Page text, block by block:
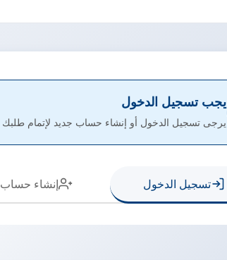
يجب تسجيل الدخول
يرجى تسجيل الدخول أو إنشاء حساب جديد لإتمام طلبك
تسجيل الدخول إنشاء حساب